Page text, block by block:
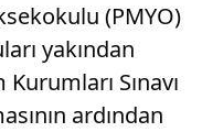
(PMYO)
yakından
Sınavı
ardından